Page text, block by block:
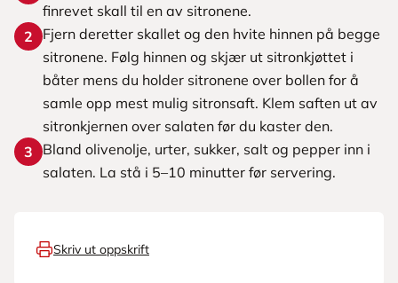
finrevet skall til en av sitronene.
2
Fjern deretter skallet og den hvite hinnen på begge
sitronene. Følg hinnen og skjær ut sitronkjøttet i
båter mens du holder sitronene over bollen for å
samle opp mest mulig sitronsaft. Klem saften ut av
sitronkjernen over salaten før du kaster den.
3
Bland olivenolje, urter, sukker, salt og pepper inn i
salaten. La stå i 5–10 minutter før servering.
Skriv ut oppskrift